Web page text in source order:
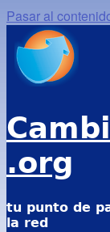
Pasar al
.org
tu punto de
la red